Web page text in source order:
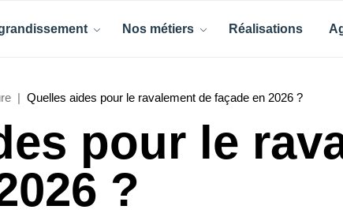
Nos métiers Réalisations
Quelles aides pour le ravalement de façade en 2026 ?
pour le
?